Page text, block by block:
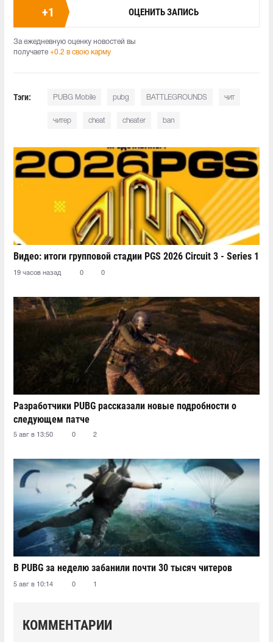
+1 ОЦЕНИТЬ ЗАПИСЬ
За ежедневную оценку новостей вы
получаете +0.2 в свою карму
Тэги: PUBG Mobile pubg BATTLEGROUNDS чит
читер cheat cheater ban
Видео: итоги групповой стадии PGS 2026 Circuit 3 - Series 1
19 часов назад 0 0
Разработчики PUBG рассказали новые подробности о
следующем патче
5 авг в 13:50 0 2
В PUBG за неделю забанили почти 30 тысяч читеров
5 авг в 10:14 0 1
КОММЕНТАРИИ